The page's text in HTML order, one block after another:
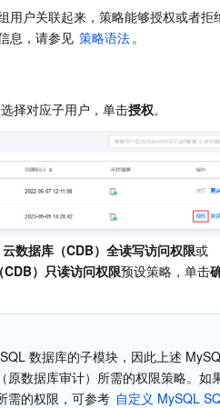
用户关联起来，策略能够授权或者拒
息，请参见 策略语法。
择对应子用户，单击授权。
数据库（CDB）全读写访问权限或
）只读访问权限预设策略，单击
数据库的子模块，因此上述
数据库审计）所需的权限策略。如
需的权限，可参考 自定义 MySQL